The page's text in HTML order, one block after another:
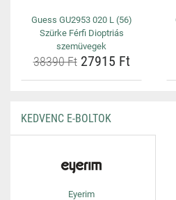
Guess GU2953 020 L (56)
Szürke Férfi Dioptriás
szemüvegek
38390 Ft27915 Ft
KEDVENC E-BOLTOK
Eyerim